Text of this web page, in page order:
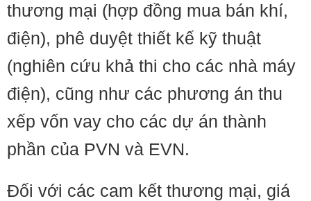
thương mại (hợp đồng mua bán khí,
điện), phê duyệt thiết kế kỹ thuật
(nghiên cứu khả thi cho các nhà máy
điện), cũng như các phương án thu
xếp vốn vay cho các dự án thành
phần của PVN và EVN.
Đối với các cam kết thương mại, giá